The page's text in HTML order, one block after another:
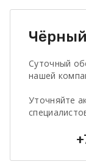
Суточный
нашей
Уточняйте